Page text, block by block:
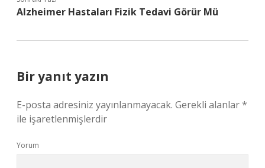
Alzheimer Hastaları Fizik Tedavi Görür Mü
Bir yanıt yazın
E-posta adresiniz yayınlanmayacak. Gerekli alanlar*
ile işaretlenmişlerdir
Yorum